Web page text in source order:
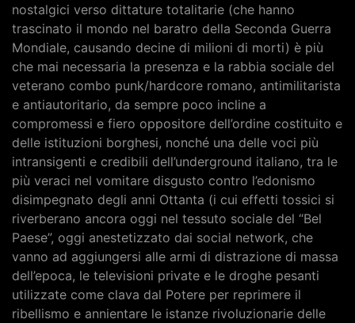
nostalgici verso dittature totalitarie (che hanno
trascinato il mondo nel baratro della Seconda Guerra
Mondiale, causando decine di milioni di morti) è più
che mai necessaria la presenza e la rabbia sociale del
veterano combo punk/hardcore romano, antimilitarista
e antiautoritario, da sempre poco incline a
compromessi e fiero oppositore dell’ordine costituito e
delle istituzioni borghesi, nonché una delle voci più
intransigenti e credibili dell’underground italiano, tra le
più veraci nel vomitare disgusto contro l’edonismo
disimpegnato degli anni Ottanta (i cui effetti tossici si
riverberano ancora oggi nel tessuto sociale del “Bel
Paese”, oggi anestetizzato dai social network, che
vanno ad aggiungersi alle armi di distrazione di massa
dell’epoca, le televisioni private e le droghe pesanti
utilizzate come clava dal Potere per reprimere il
ribellismo e annientare le istanze rivoluzionarie delle